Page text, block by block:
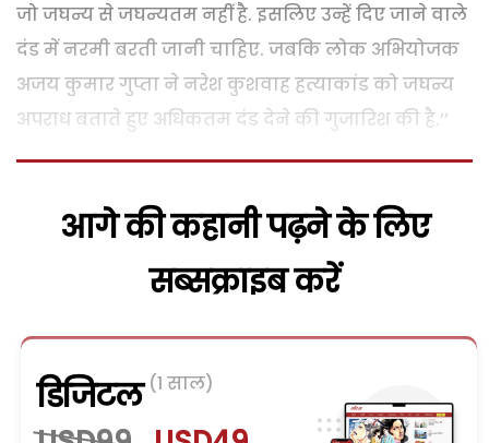
जो जघन्य से जघन्यतम नहीं है. इसलिए उन्हें दिए जाने वाले
दंड में नरमी बरती जानी चाहिए. जबकि लोक अभियोजक
अजय कुमार गुप्ता ने नरेश कुशवाह हत्याकांड को जघन्य
अपराध बताते हुए अधिकतम दंड देने की गुजारिश की है.’’
आगे की कहानी पढ़ने के लिए
सब्सक्राइब करें
डिजिटल (1 साल)